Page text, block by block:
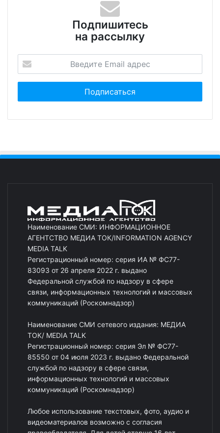
Подпишитесь
на рассылку
Наименование СМИ: ИНФОРМАЦИОННОЕ
АГЕНТСТВО МЕДИА ТОК/INFORMATION AGENCY
MEDIA TALK
Регистрационный номер: серия ИА № ФС77-
83093 от 26 апреля 2022 г. выдано
Федеральной службой по надзору в сфере
связи, информационных технологий и массовых
коммуникаций (Роскомнадзор)
Наименование СМИ сетевого издания: МЕДИА
ТОК/ MEDIA TALK
Регистрационный номер: серия Эл № ФС77-
85550 от 04 июля 2023 г. выдано Федеральной
службой по надзору в сфере связи,
информационных технологий и массовых
коммуникаций (Роскомнадзор)
Любое использование текстовых, фото, аудио и
видеоматериалов возможно с согласия